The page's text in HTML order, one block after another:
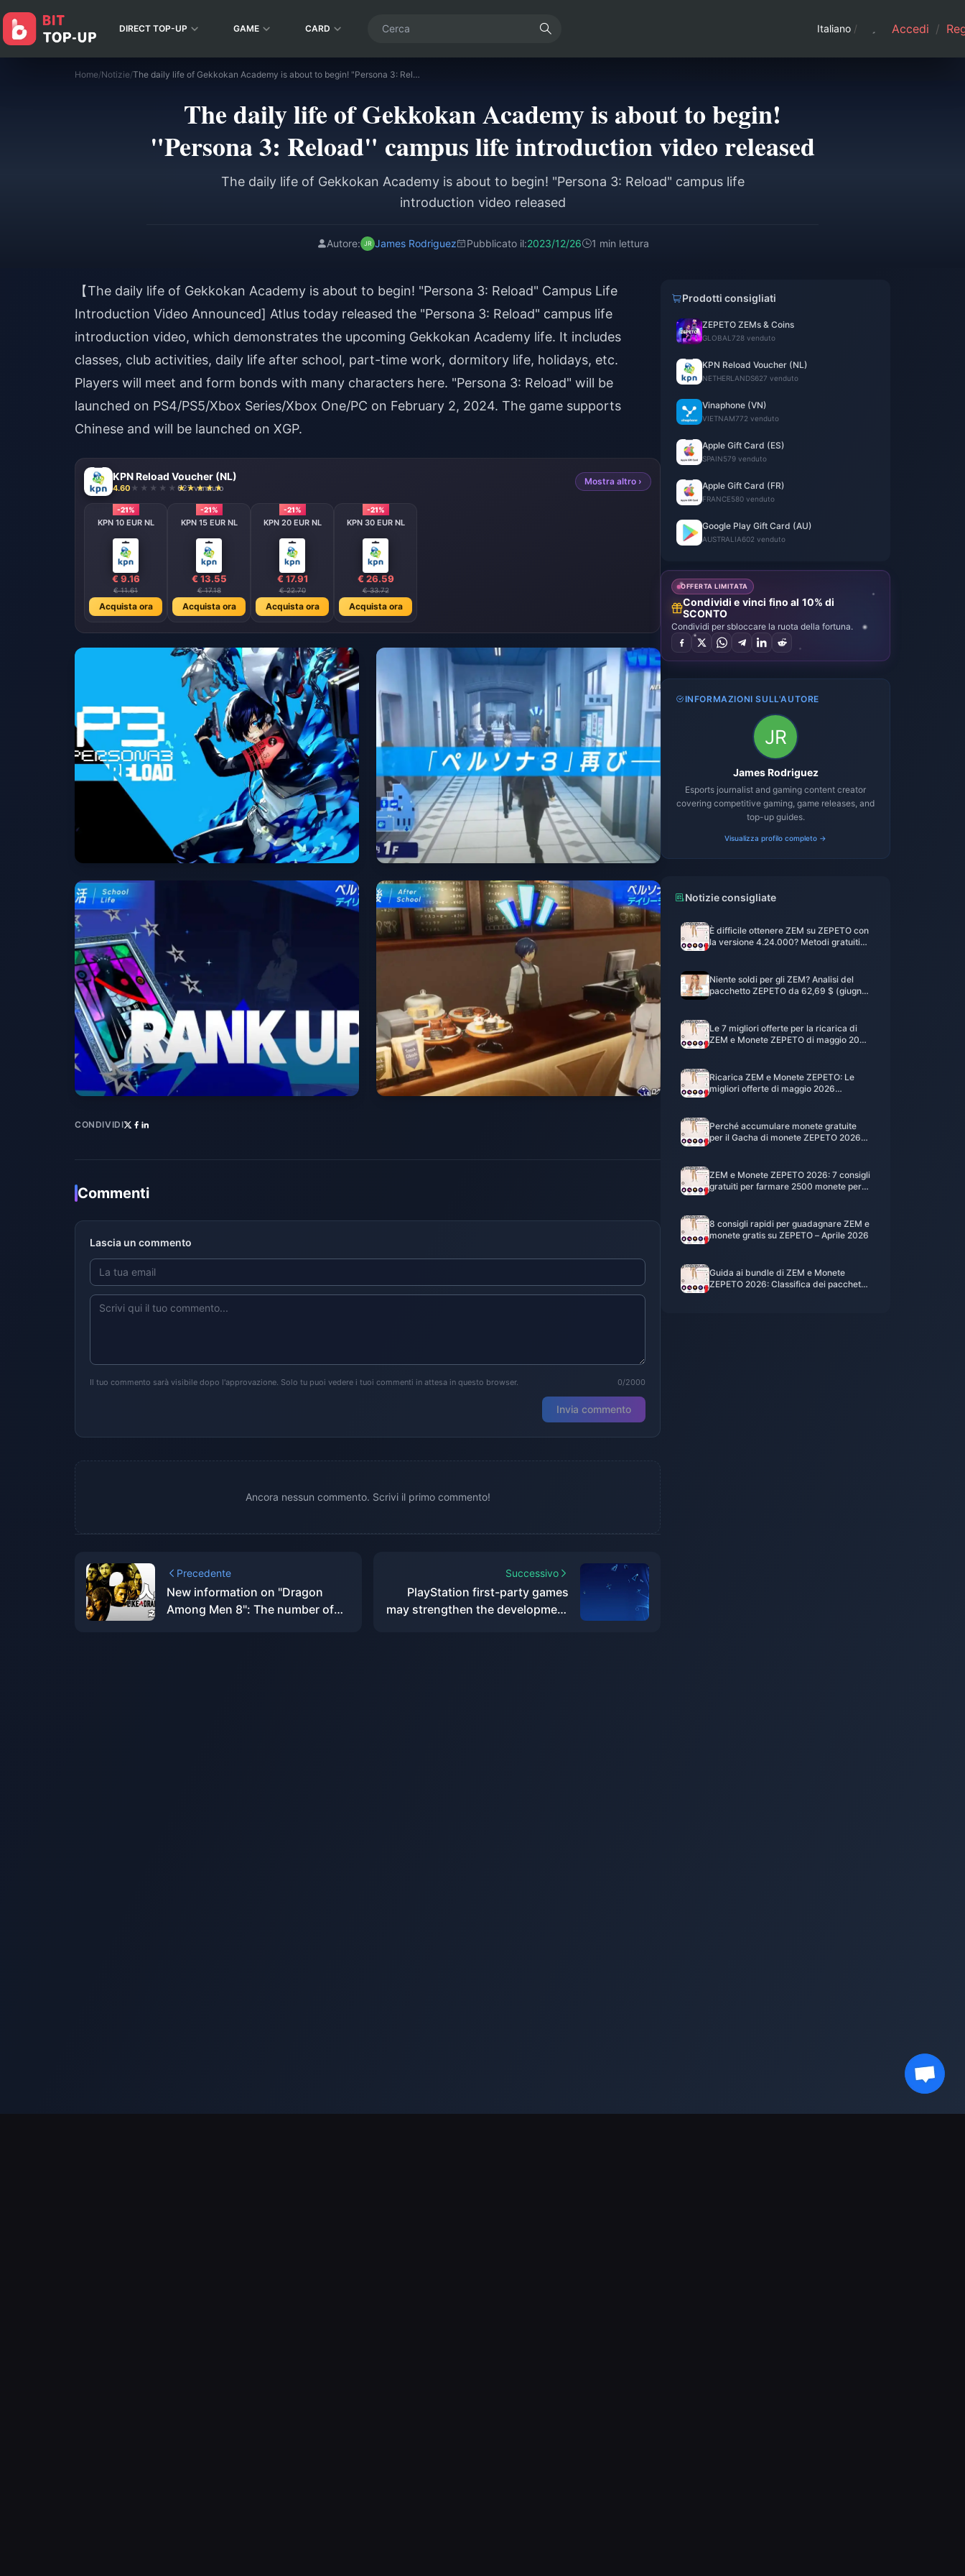
DIRECT TOP-UP GAME CARD Italiano / Accedi /
Home/Notizie/ The daily life of Gekkokan Academy is about to begin! "Persona 3: Reload" campus life introduction video released
The daily life of Gekkokan Academy is about to begin!
"Persona 3: Reload" campus life introduction video released
The daily life of Gekkokan Academy is about to begin! "Persona 3: Reload" campus life
introduction video released
Autore: James Rodriguez Pubblicato il:2023/12/26 1 min lettura
【The daily life of Gekkokan Academy is about to begin! "Persona 3: Reload" Campus Life
Introduction Video Announced] Atlus today released the "Persona 3: Reload" campus life
introduction video, which demonstrates the upcoming Gekkokan Academy life. It includes
classes, club activities, daily life after school, part-time work, dormitory life, holidays, etc.
Players will meet and form bonds with many characters here. "Persona 3: Reload" will be
launched on PS4/PS5/Xbox Series/Xbox One/PC on February 2, 2024. The game supports
Chinese and will be launched on XGP.
KPN Reload Voucher (NL)
4.60 627 venduto
Mostra altro ›
-21%
KPN 10 EUR NL
€ 9.16
€ 11.61
Acquista ora
-21%
KPN 15 EUR NL
€ 13.55
€ 17.18
Acquista ora
-21%
KPN 20 EUR NL
€ 17.91
€ 22.70
Acquista ora
-21%
KPN 30 EUR NL
€ 26.59
€ 33.72
Acquista ora
CONDIVIDI
Commenti
Lascia un commento
Il tuo commento sarà visibile dopo l'approvazione. Solo tu puoi vedere i tuoi commenti in attesa in questo browser. 0/2000
Invia commento
Ancora nessun commento. Scrivi il primo commento!
Precedente
New information on "Dragon
Among Men 8": The number of
Successivo
PlayStation first-party games
may strengthen the development
Prodotti consigliati
ZEPETO ZEMs & Coins
GLOBAL 728 venduto
KPN Reload Voucher (NL)
NETHERLANDS627 venduto
Vinaphone (VN)
VIETNAM772 venduto
Apple Gift Card (ES)
SPAIN579 venduto
Apple Gift Card (FR)
FRANCE580 venduto
Google Play Gift Card (AU)
AUSTRALIA602 venduto
OFFERTA LIMITATA
Condividi e vinci fino al 10% di
SCONTO
Condividi per sbloccare la ruota della fortuna.
INFORMAZIONI SULL'AUTORE
James Rodriguez
Esports journalist and gaming content creator
covering competitive gaming, game releases, and
top-up guides.
Visualizza profilo completo →
Notizie consigliate
È difficile ottenere ZEM su ZEPETO con
la versione 4.24.000? Metodi gratuiti
Niente soldi per gli ZEM? Analisi del
pacchetto ZEPETO da 62,69 $ (giugno
Le 7 migliori offerte per la ricarica di
ZEM e Monete ZEPETO di maggio 2026
Ricarica ZEM e Monete ZEPETO: Le
migliori offerte di maggio 2026
Perché accumulare monete gratuite
per il Gacha di monete ZEPETO 2026
ZEM e Monete ZEPETO 2026: 7 consigli
gratuiti per farmare 2500 monete per il
8 consigli rapidi per guadagnare ZEM e
monete gratis su ZEPETO – Aprile 2026
Guida ai bundle di ZEM e Monete
ZEPETO 2026: Classifica dei pacchetti